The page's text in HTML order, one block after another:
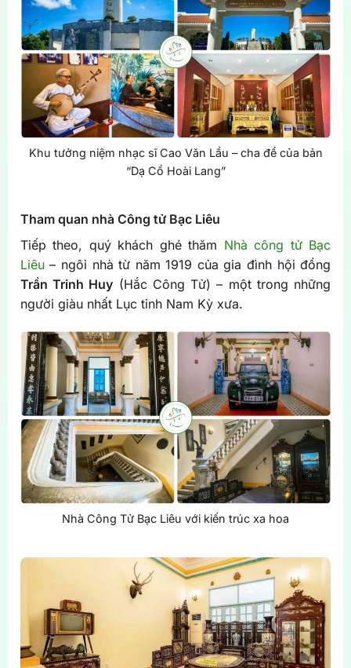
Khu tưởng niệm nhạc sĩ Cao Văn Lầu – cha để của bản
“Dạ Cổ Hoài Lang”
Tham quan nhà Công tử Bạc Liêu
Tiếp theo, quý khách ghé thăm Nhà công tử Bạc
Liêu– ngôi nhà từ năm 1919 của gia đình hội đồng
Trần Trinh Huy (Hắc Công Tử) – một trong những
người giàu nhất Lục tỉnh Nam Kỳ xưa.
Nhà Công Tử Bạc Liêu với kiến trúc xa hoa